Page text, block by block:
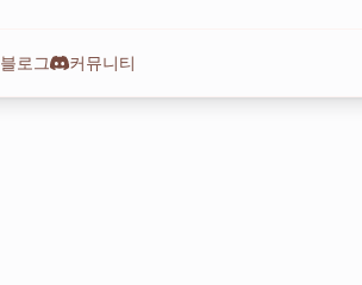
블로그 커뮤니티